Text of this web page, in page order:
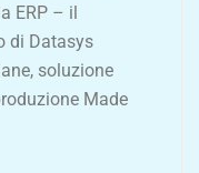
ERP – il
di Datasys
soluzione
Made